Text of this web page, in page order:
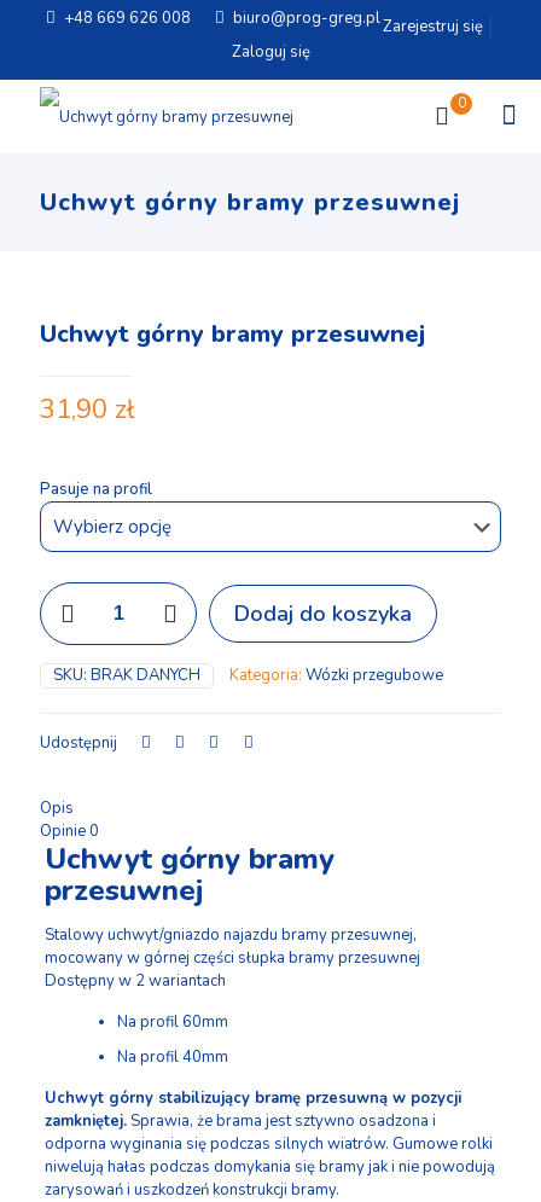
+48 669 626 008 biuro@prog-greg.plZarejestruj się
Zaloguj się
0
Uchwyt górny bramy przesuwnej
Uchwyt górny bramy przesuwnej
31,90 zł
Pasuje na profil
ilość
Uchwyt
górny
bramy
przesuwnej
Dodaj do koszyka
SKU: BRAK DANYCH Kategoria: Wózki przegubowe
Udostępnij
Opis
Opinie0
Uchwyt górny bramy
przesuwnej
Stalowy uchwyt/gniazdo najazdu bramy przesuwnej,
mocowany w górnej części słupka bramy przesuwnej
Dostępny w 2 wariantach
Na profil 60mm
Na profil 40mm
Uchwyt górny stabilizujący bramę przesuwną w pozycji
zamkniętej.Sprawia, że brama jest sztywno osadzona i
odporna wyginania się podczas silnych wiatrów. Gumowe rolki
niwelują hałas podczas domykania się bramy jak i nie powodują
zarysowań i uszkodzeń konstrukcji bramy.